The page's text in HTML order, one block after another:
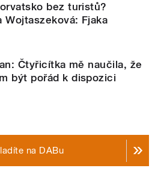
bez turistů?
Wojtaszeková: Fjaka
Čtyřicítka mě naučila, že
být pořád k dispozici
na DABu